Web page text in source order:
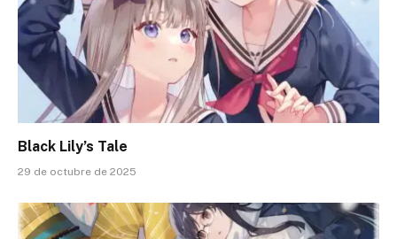
Black Lily’s Tale
29 de octubre de 2025